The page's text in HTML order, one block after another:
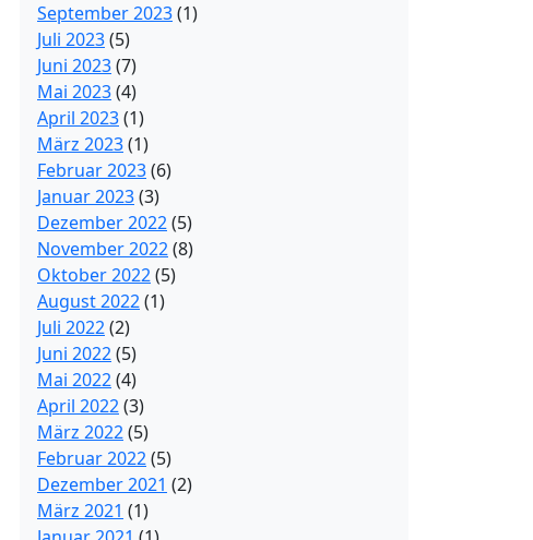
September 2023(1)
Juli 2023(5)
Juni 2023(7)
Mai 2023(4)
April 2023(1)
März 2023(1)
Februar 2023(6)
Januar 2023(3)
Dezember 2022(5)
November 2022(8)
Oktober 2022(5)
August 2022(1)
Juli 2022(2)
Juni 2022(5)
Mai 2022(4)
April 2022(3)
März 2022(5)
Februar 2022(5)
Dezember 2021 (2)
März 2021 (1)